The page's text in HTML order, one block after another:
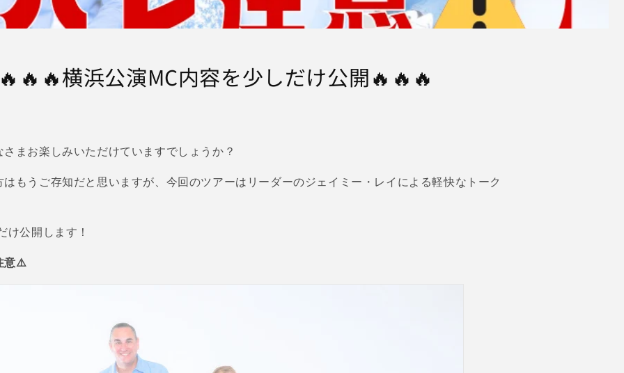
横浜公演MC内容を少しだけ公開🔥🔥🔥
まお楽しみいただけていますでしょうか？
もうご存知だと思いますが、今回のツアーはリーダーのジェイミー・レイによる軽快なトーク
け公開します！
意⚠️